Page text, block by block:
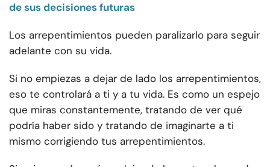
de sus decisiones futuras
Los arrepentimientos pueden paralizarlo para seguir
adelante con su vida.
Si no empiezas a dejar de lado los arrepentimientos,
eso te controlará a ti y a tu vida. Es como un espejo
que miras constantemente, tratando de ver qué
podría haber sido y tratando de imaginarte a ti
mismo corrigiendo tus arrepentimientos.